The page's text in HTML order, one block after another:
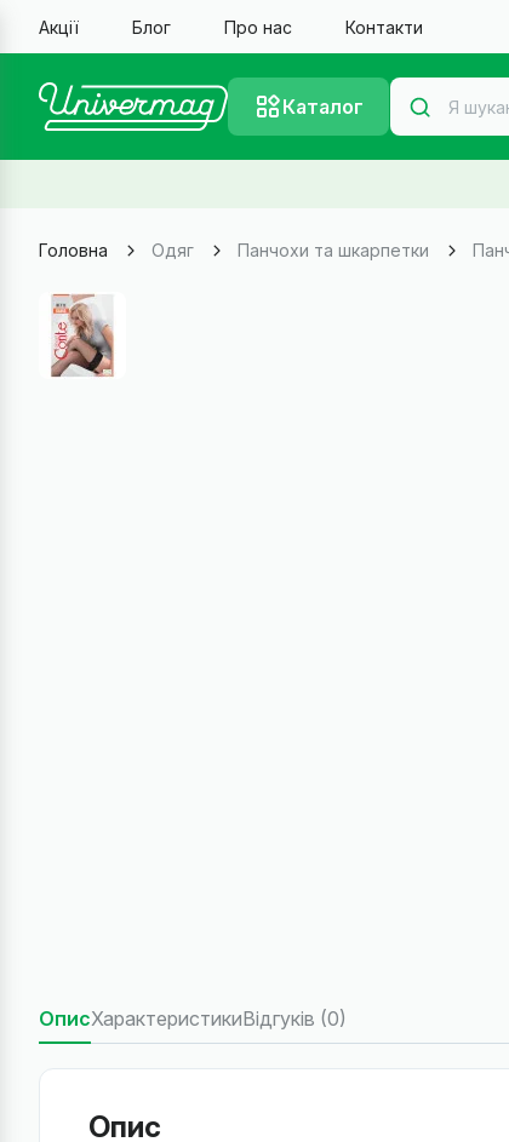
Акції Блог Про нас Контакти
Каталог
Головна Одяг Панчохи та шкарпетки
ОписХарактеристикиВідгуків (0)
Опис